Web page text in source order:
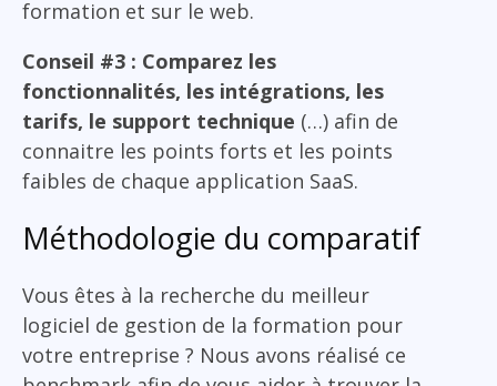
formation et sur le web.
Conseil #3 : Comparez les
fonctionnalités, les intégrations, les
tarifs, le support technique (…) afin de
connaitre les points forts et les points
faibles de chaque application SaaS.
Méthodologie du comparatif
Vous êtes à la recherche du meilleur
logiciel de gestion de la formation pour
votre entreprise ? Nous avons réalisé ce